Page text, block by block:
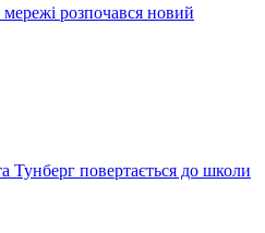
розпочався новий
Тунберг повертається до школи